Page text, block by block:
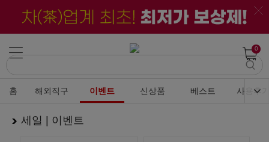
0
홈 해외직구 이벤트 신상품 베스트 사용후
세일 | 이벤트